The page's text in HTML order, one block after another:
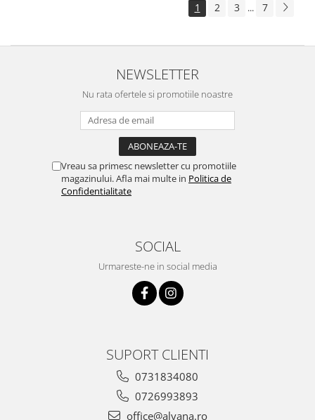
1 2 3 ... 7
NEWSLETTER
Nu rata ofertele si promotiile noastre
Vreau sa primesc newsletter cu promotiile
magazinului. Afla mai multe in Politica de
Confidentialitate
SOCIAL
Urmareste-ne in social media
SUPORT CLIENTI
0731834080
0726993893
office@alyana.ro